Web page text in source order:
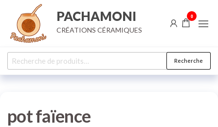
contenu
PACHAMONI
CRÉATIONS CÉRAMIQUES
0
Recherche
pour :
Recherche
pot faïence